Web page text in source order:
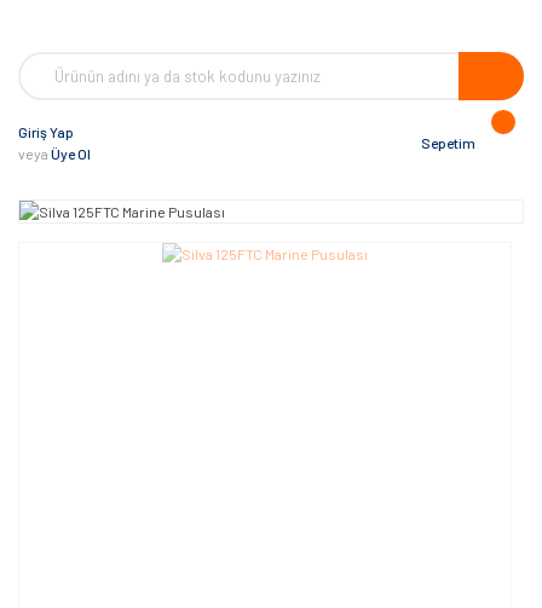
Giriş Yap
veya Üye Ol
Sepetim